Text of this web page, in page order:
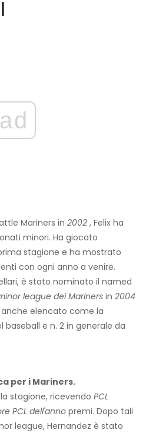
ad
Mariners in 2002 , Felix ha
minori. Ha giocato
stagione e ha mostrato
con ogni anno a venire.
è stato nominato il named
league dei Mariners in 2004
elencato come la
baseball e n. 2 in generale da
per i Mariners.
stagione, ricevendo PCL
PCL dell'anno premi. Dopo tali
league, Hernandez è stato